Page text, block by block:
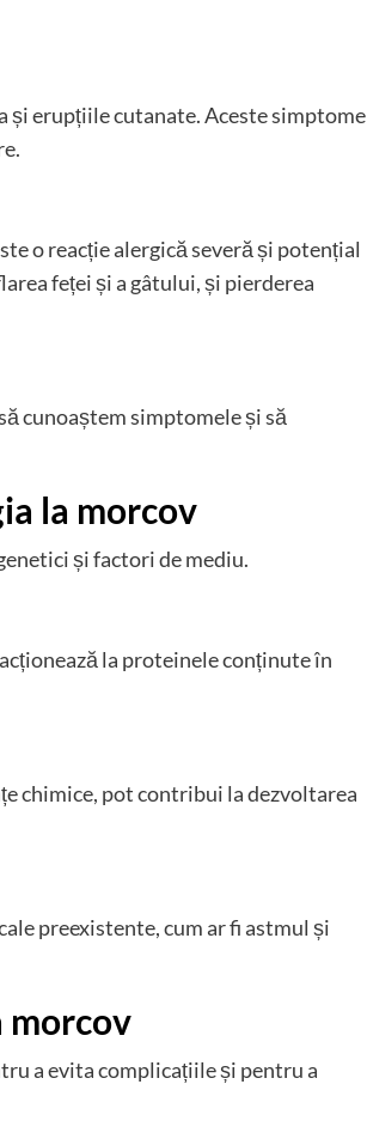
și erupțiile cutanate. Aceste simptome
o reacție alergică severă și potențial
feței și a gâtului, și pierderea
cunoaștem simptomele și să
la morcov
și factori de mediu.
la proteinele conținute în
chimice, pot contribui la dezvoltarea
preexistente, cum ar fi astmul și
morcov
a evita complicațiile și pentru a